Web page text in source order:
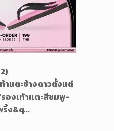
าแตะช้างดาวตั้งแต่
องเท้าแตะสีชมพู-
ริ้ง&q...